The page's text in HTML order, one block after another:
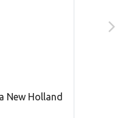
New Holland